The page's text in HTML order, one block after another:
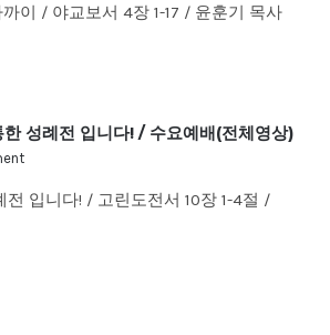
이 / 야교보서 4장 1-17 / 윤훈기 목사
성례전 입니다! / 수요예배(전체영상)
전 입니다! / 고린도전서 10장 1-4절 /